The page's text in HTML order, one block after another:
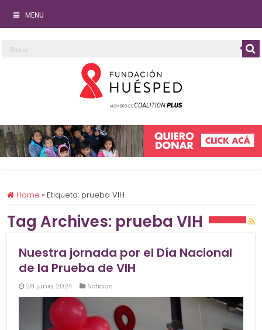
MENU
Home » Etiqueta: prueba VIH
Tag Archives: prueba VIH
Nuestra jornada por el Día Nacional
de la Prueba de VIH
28 junio, 2024 Noticias